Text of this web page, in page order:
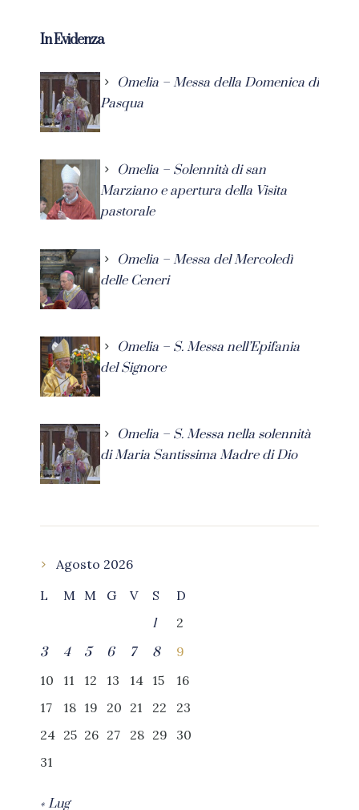
In Evidenza
Omelia – Messa della Domenica di
Pasqua
Omelia – Solennità di san
Marziano e apertura della Visita
pastorale
Omelia – Messa del Mercoledì
delle Ceneri
Omelia – S. Messa nell’Epifania
del Signore
Omelia – S. Messa nella solennità
di Maria Santissima Madre di Dio
Agosto 2026
L
M M G V S
D
1
2
3
4 5 6 7 8
9
10
11 12 13 14 15
16
17
18 19 20 21 22
23
24 25 26 27 28 29
30
31
« Lug